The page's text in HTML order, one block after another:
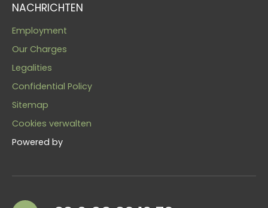
NACHRICHTEN
Employment
Our Charges
Legalities
Confidential Policy
Sitemap
Cookies verwalten
Powered by